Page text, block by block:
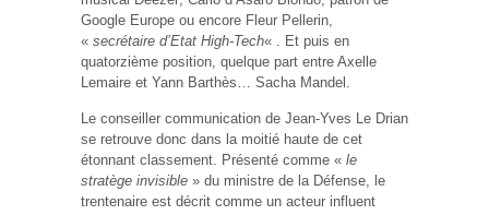
Google Europe ou encore Fleur Pellerin,
« secrétaire d’Etat High-Tech« . Et puis en
quatorzième position, quelque part entre Axelle
Lemaire et Yann Barthès… Sacha Mandel.
Le conseiller communication de Jean-Yves Le Drian
se retrouve donc dans la moitié haute de cet
étonnant classement. Présenté comme « le
stratège invisible » du ministre de la Défense, le
trentenaire est décrit comme un acteur influent